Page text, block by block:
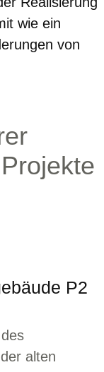
wie ein
von
P2
alten